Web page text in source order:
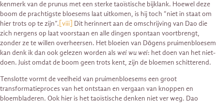
kenmerk van de prunus met een sterke taoïstische bijklank. Hoewel deze
boom de prachtigste bloesems laat uitkomen, is hij toch “niet in staat om
hier trots op te zijn”. [viii] Dit herinnert aan de omschrijving van Dao die
zich nergens op laat voorstaan en alle dingen spontaan voortbrengt,
zonder ze te willen overheersen. Het bloeien van Dōgens pruimenbloesem
kan denk ik dan ook gelezen worden als wei wu wei: het doen van het niet-
doen. Juist omdat de boom geen trots kent, zijn de bloemen schitterend.
Tenslotte vormt de veelheid van pruimenbloesems een groot
transformatieproces van het ontstaan en vergaan van knoppen en
bloembladeren. Ook hier is het taoïstische denken niet ver weg. Dao